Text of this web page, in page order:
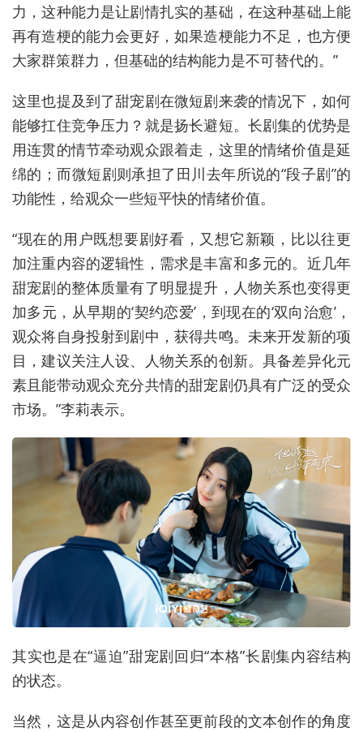
力，这种能力是让剧情扎实的基础，在这种基础上能
再有造梗的能力会更好，如果造梗能力不足，也方便
大家群策群力，但基础的结构能力是不可替代的。”
这里也提及到了甜宠剧在微短剧来袭的情况下，如何
能够扛住竞争压力？就是扬长避短。长剧集的优势是
用连贯的情节牵动观众跟着走，这里的情绪价值是延
绵的；而微短剧则承担了田川去年所说的“段子剧”的
功能性，给观众一些短平快的情绪价值。
“现在的用户既想要剧好看，又想它新颖，比以往更
加注重内容的逻辑性，需求是丰富和多元的。近几年
甜宠剧的整体质量有了明显提升，人物关系也变得更
加多元，从早期的‘契约恋爱’，到现在的‘双向治愈’，
观众将自身投射到剧中，获得共鸣。未来开发新的项
目，建议关注人设、人物关系的创新。具备差异化元
素且能带动观众充分共情的甜宠剧仍具有广泛的受众
市场。”李莉表示。
其实也是在“逼迫”甜宠剧回归“本格”长剧集内容结构
的状态。
当然，这是从内容创作甚至更前段的文本创作的角度